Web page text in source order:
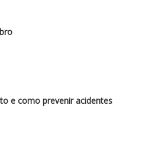
e como prevenir acidentes